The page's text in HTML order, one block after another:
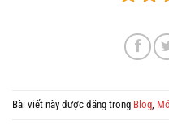
Bài viết này được đăng trong Blog